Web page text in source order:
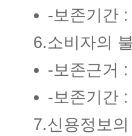
-보존기간
6.소비자의
-보존근거
-보존기간
7.신용정보